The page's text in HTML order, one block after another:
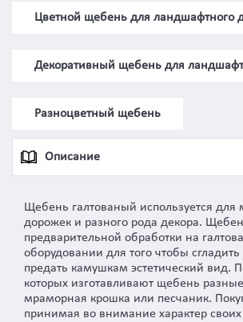
Цветной щебень для ландшафтного
Декоративный щебень для
Разноцветный щебень
Описание
Щебень галтованый используется
дорожек и разного рода декора.
предварительной обработки на
оборудовании для того чтобы
предать камушкам эстетический вид.
которых изготавливают щебень
мраморная крошка или песчаник.
принимая во внимание характер своих